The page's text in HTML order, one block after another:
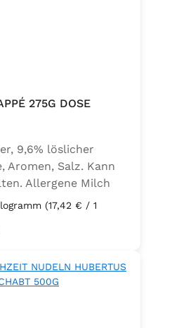
275G DOSE
9,6% löslicher
Aromen, Salz. Kann
Allergene Milch
Erzeugnisse
(17,42 € / 1
Preis: